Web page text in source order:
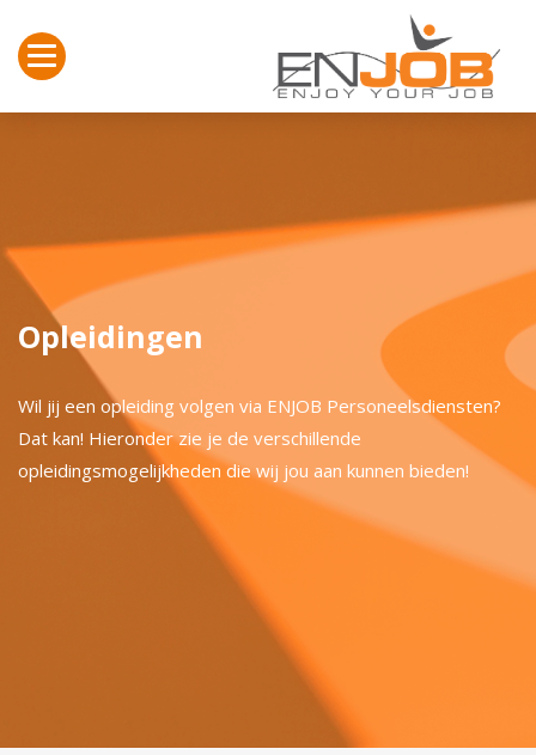
Toggle navigation
Opleidingen
Wil jij een opleiding volgen via ENJOB Personeelsdiensten?
Dat kan! Hieronder zie je de verschillende
opleidingsmogelijkheden die wij jou aan kunnen bieden!